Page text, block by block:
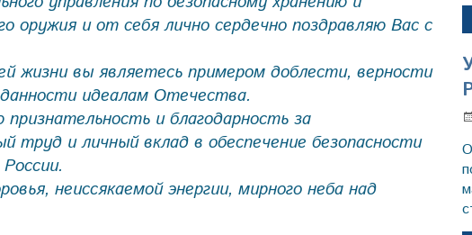
оружия и от себя лично сердечно поздравляю Вас с
жизни вы являетесь примером доблести, верности
идеалам Отечества.
и благодарность за
труд и личный вклад в обеспечение безопасности
неиссякаемой энергии, мирного неба над